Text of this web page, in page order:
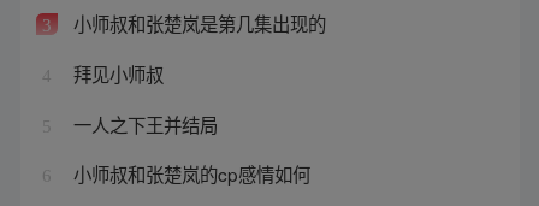
3 小师叔和张楚岚是第几集出现的
4 拜见小师叔
5 一人之下王并结局
6 小师叔和张楚岚的cp感情如何